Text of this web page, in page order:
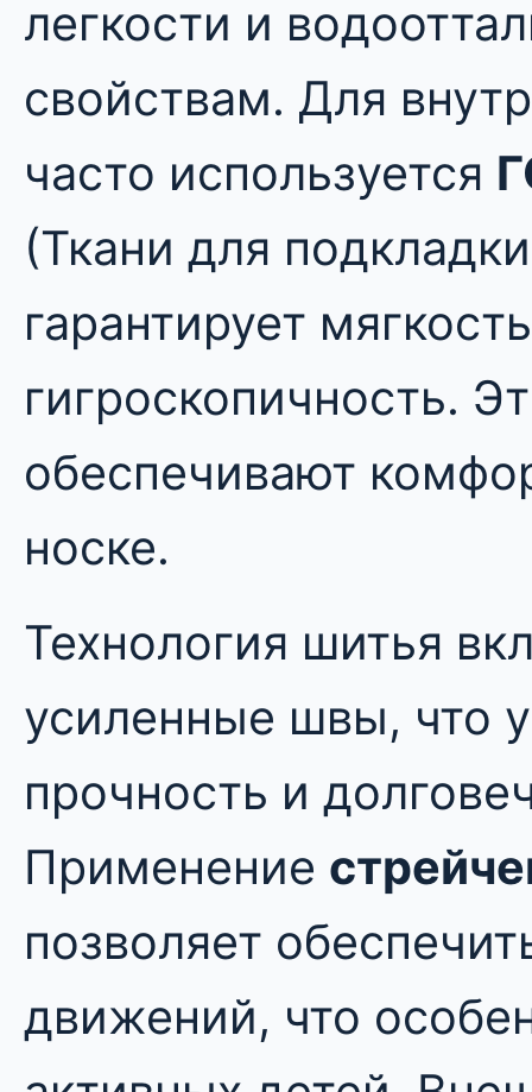
легкости и
свойствам. Для
часто используется
(Ткани для
гарантирует
гигроскопичность.
обеспечивают
носке.
Технология шитья
усиленные швы, что
прочность и
Применение
позволяет
движений, что